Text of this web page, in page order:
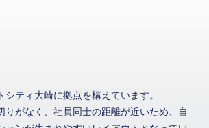
ティ大崎に拠点を構えています。
りがなく、社員同士の距離が近いため、自